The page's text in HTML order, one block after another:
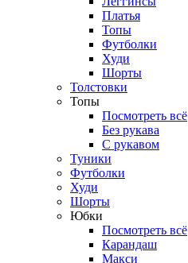
Платья
Топы
Футболки
Худи
Шорты
Толстовки
Топы
Посмотреть всё
Без рукава
С рукавом
Туники
Футболки
Худи
Шорты
Юбки
Посмотреть всё
Карандаш
Макси